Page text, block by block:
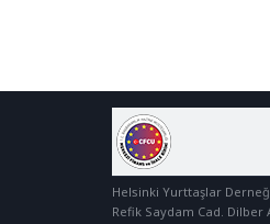
Helsinki Yurttaşlar
Refik Saydam Cad. Dilber